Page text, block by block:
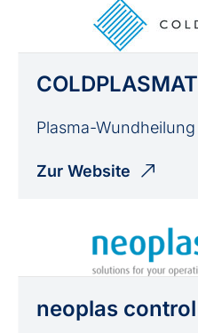
Plasma-
Zur Website
neoplas control